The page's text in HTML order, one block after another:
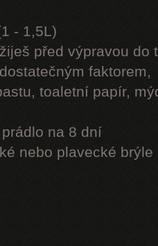
- 1,5L)
před výpravou do
faktorem,
toaletní papír,
na 8 dní
nebo plavecké brýle